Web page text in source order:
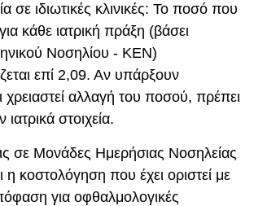
σε ιδιωτικές κλινικές: Το ποσό που
κάθε ιατρική πράξη (βάσει
Νοσηλίου - ΚΕΝ)
επί 2,09. Αν υπάρξουν
χρειαστεί αλλαγή του ποσού, πρέπει
στοιχεία.
σε Μονάδες Ημερήσιας Νοσηλείας
κοστολόγηση που έχει οριστεί με
για οφθαλμολογικές